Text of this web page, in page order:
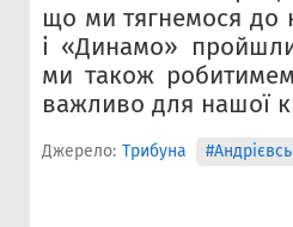
що ми тягнемося
і «Динамо»
ми також
важливо для нашої
Джерело: Трибуна